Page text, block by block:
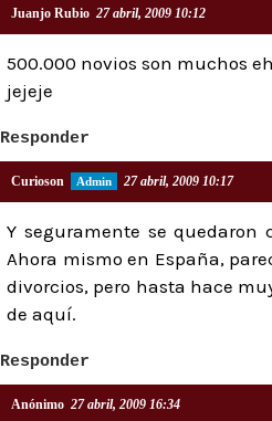
Juanjo Rubio 27 abril, 2009 10:12
500.000 novios son muchos
jejeje
Responder
Curioson 27 abril, 2009 10:17
Y seguramente se quedaron
Ahora mismo en España,
divorcios, pero hasta hace
de aquí.
Responder
Anónimo 27 abril, 2009 16:34